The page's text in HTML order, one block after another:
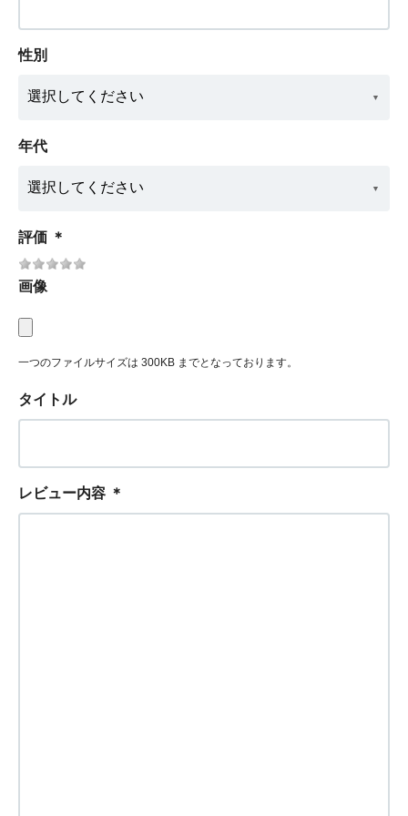
性別
年代
評価 ＊
画像
一つのファイルサイズは 300KB までとなっております。
タイトル
レビュー内容 ＊